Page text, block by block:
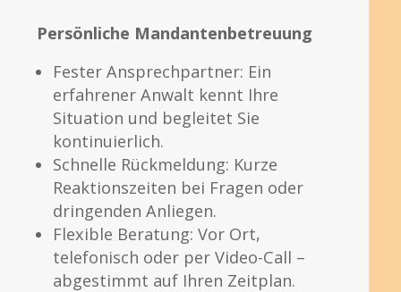
Persönliche Mandantenbetreuung
Fester Ansprechpartner: Ein
erfahrener Anwalt kennt Ihre
Situation und begleitet Sie
kontinuierlich.
Schnelle Rückmeldung: Kurze
Reaktionszeiten bei Fragen oder
dringenden Anliegen.
Flexible Beratung: Vor Ort,
telefonisch oder per Video-Call –
abgestimmt auf Ihren Zeitplan.